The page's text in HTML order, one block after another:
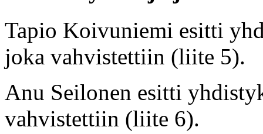
Tapio Koivuniemi esitti
joka vahvistettiin (liite 5).
Anu Seilonen esitti
vahvistettiin (liite 6).